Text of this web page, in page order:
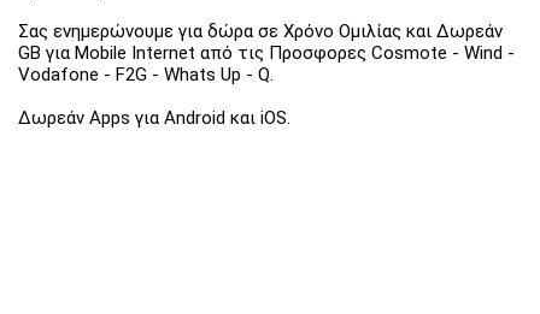
Σας ενημερώνουμε για δώρα σε Χρόνο Ομιλίας και Δωρεάν
GB για Mobile Internet από τις Προσφορες Cosmote - Wind -
Vodafone - F2G - Whats Up - Q.
Δωρεάν Apps για Android και iOS.